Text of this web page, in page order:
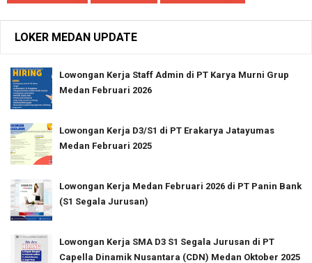
LOKER MEDAN UPDATE
Lowongan Kerja Staff Admin di PT Karya Murni Grup
Medan Februari 2026
Lowongan Kerja D3/S1 di PT Erakarya Jatayumas
Medan Februari 2025
Lowongan Kerja Medan Februari 2026 di PT Panin Bank
(S1 Segala Jurusan)
Lowongan Kerja SMA D3 S1 Segala Jurusan di PT
Capella Dinamik Nusantara (CDN) Medan Oktober 2025